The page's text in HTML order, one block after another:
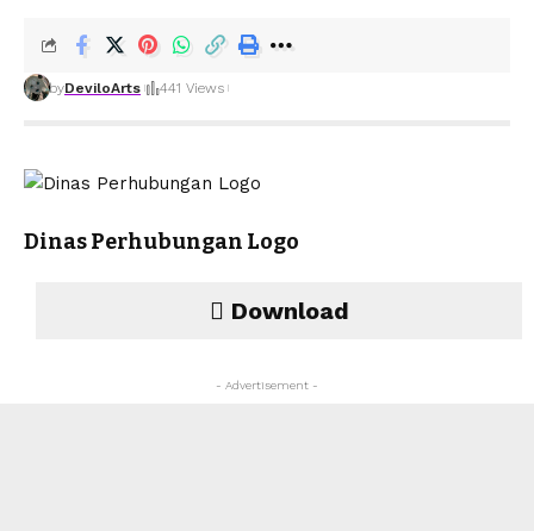
byDeviloArts 441 Views
Dinas Perhubungan Logo
Download
- Advertisement -